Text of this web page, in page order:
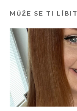
MŮŽE SE TI LÍBIT